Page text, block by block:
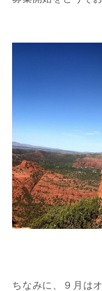
ちなみに、９月は